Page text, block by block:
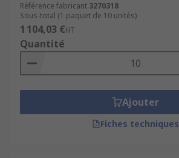
Référence fabricant 3270318
Sous-total (1 paquet de 10 unités)
1 104,03 €HT
Quantité
Ajouter
Fiches techniques